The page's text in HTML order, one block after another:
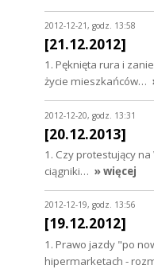
2012-12-21, godz. 13:58
[21.12.2012]
1. Pęknięta rura i
życie mieszkańców…
2012-12-20, godz. 13:31
[20.12.2013]
1. Czy protestujący
ciągniki… » więcej
2012-12-19, godz. 13:56
[19.12.2012]
1. Prawo jazdy "po
hipermarketach -